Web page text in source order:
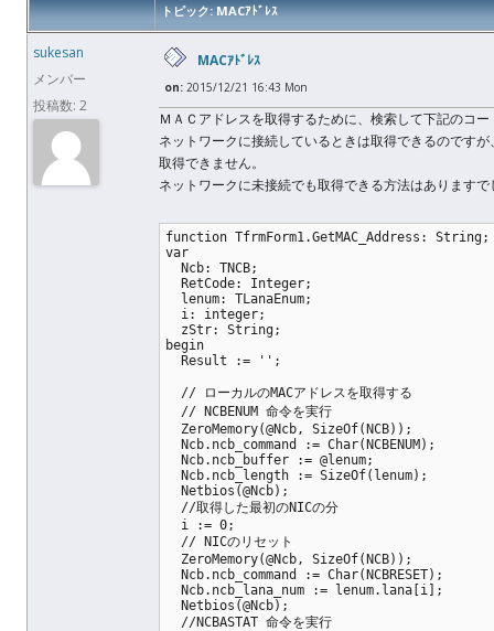
トピック: MACｱﾄﾞﾚｽ
sukesan
メンバー
投稿数: 2
MACｱﾄﾞﾚｽ
on: 2015/12/21 16:43 Mon
ＭＡＣアドレスを取得するために、検索して下記のコ
ネットワークに接続しているときは取得できるのです
取得できません。
ネットワークに未接続でも取得できる方法はありますで
function TfrmForm1.GetMAC_Address: String;
var
  Ncb: TNCB;
  RetCode: Integer;
  lenum: TLanaEnum;
  i: integer;
  zStr: String;
begin
  Result := '';
  // ローカルのMACアドレスを取得する
  // NCBENUM 命令を実行
  ZeroMemory(@Ncb, SizeOf(NCB));
  Ncb.ncb_command := Char(NCBENUM);
  Ncb.ncb_buffer := @lenum;
  Ncb.ncb_length := SizeOf(lenum);
  Netbios(@Ncb);
  //取得した最初のNICの分
  i := 0;
  // NICのリセット
  ZeroMemory(@Ncb, SizeOf(NCB));
  Ncb.ncb_command := Char(NCBRESET);
  Ncb.ncb_lana_num := lenum.lana[i];
  Netbios(@Ncb);
  //NCBASTAT 命令を実行